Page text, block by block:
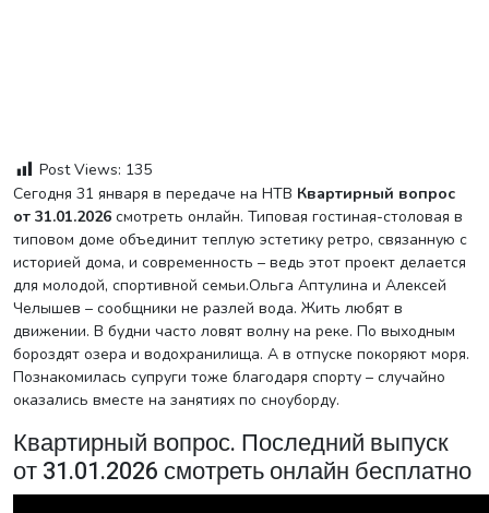
Post Views: 135
Сегодня 31 января в передаче на НТВ Квартирный вопрос
от 31.01.2026 смотреть онлайн. Типовая гостиная-столовая в
типовом доме объединит теплую эстетику ретро, связанную с
историей дома, и современность – ведь этот проект делается
для молодой, спортивной семьи.Ольга Аптулина и Алексей
Челышев – сообщники не разлей вода. Жить любят в
движении. В будни часто ловят волну на реке. По выходным
бороздят озера и водохранилища. А в отпуске покоряют моря.
Познакомилась супруги тоже благодаря спорту – случайно
оказались вместе на занятиях по сноуборду.
Квартирный вопрос. Последний выпуск
от 31.01.2026 смотреть онлайн бесплатно